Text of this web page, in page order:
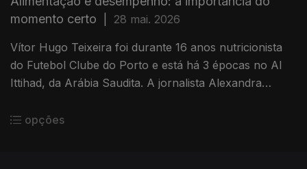
momento certo
28 mai. 2026
Vítor Hugo Teixeira foi durante 16 anos nutricionista
do Futebol Clube do Porto e está há 3 épocas no Al
Ittihad, da Arábia Saudita. A jornalista Alexandra
Nutrição e Alimentação
opções